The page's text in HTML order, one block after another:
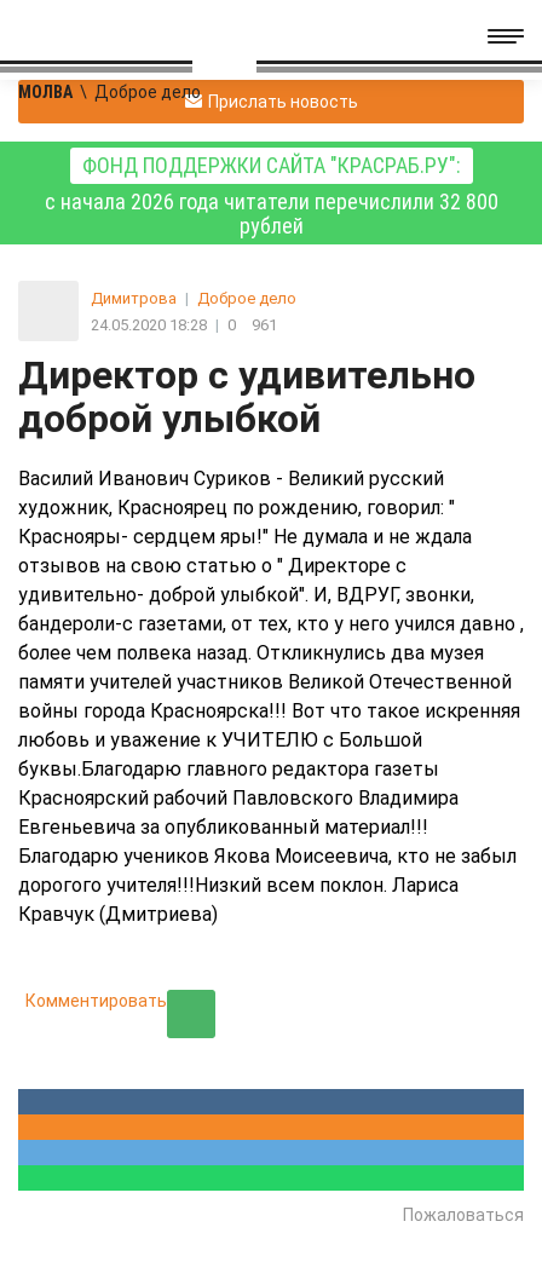
МОЛВА \ Доброе дело Прислать новость
ФОНД ПОДДЕРЖКИ САЙТА "КРАСРАБ.РУ":
с начала 2026 года читатели перечислили 32 800
рублей
Димитрова | Доброе дело
24.05.2020 18:28 | 0 961
Директор с удивительно
доброй улыбкой
Василий Иванович Суриков - Великий русский
художник, Красноярец по рождению, говорил: "
Краснояры- сердцем яры!" Не думала и не ждала
отзывов на свою статью о " Директоре с
удивительно- доброй улыбкой". И, ВДРУГ, звонки,
бандероли-с газетами, от тех, кто у него учился давно ,
более чем полвека назад. Откликнулись два музея
памяти учителей участников Великой Отечественной
войны города Красноярска!!! Вот что такое искренняя
любовь и уважение к УЧИТЕЛЮ с Большой
буквы.Благодарю главного редактора газеты
Красноярский рабочий Павловского Владимира
Евгеньевича за опубликованный материал!!!
Благодарю учеников Якова Моисеевича, кто не забыл
дорогого учителя!!!Низкий всем поклон. Лариса
Кравчук (Дмитриева)
Комментировать
Пожаловаться